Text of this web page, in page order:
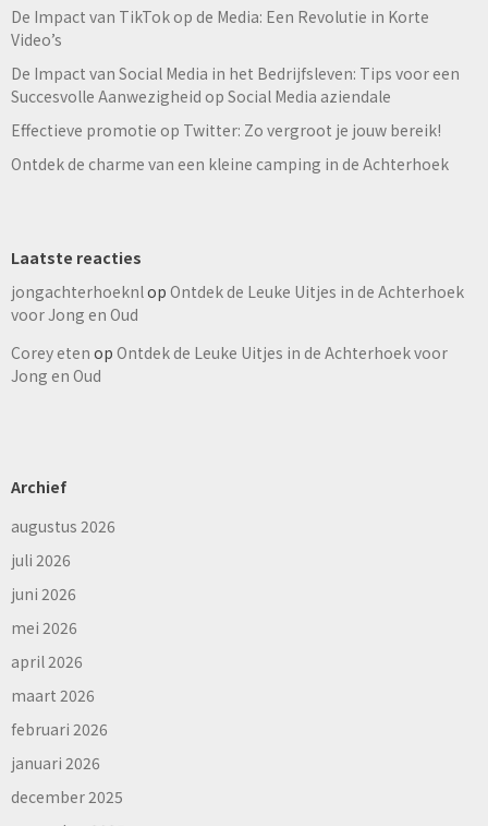
De Impact van TikTok op de Media: Een Revolutie in Korte
Video’s
De Impact van Social Media in het Bedrijfsleven: Tips voor een
Succesvolle Aanwezigheid op Social Media aziendale
Effectieve promotie op Twitter: Zo vergroot je jouw bereik!
Ontdek de charme van een kleine camping in de Achterhoek
Laatste reacties
jongachterhoeknl op Ontdek de Leuke Uitjes in de Achterhoek
voor Jong en Oud
Corey eten op Ontdek de Leuke Uitjes in de Achterhoek voor
Jong en Oud
Archief
augustus 2026
juli 2026
juni 2026
mei 2026
april 2026
maart 2026
februari 2026
januari 2026
december 2025